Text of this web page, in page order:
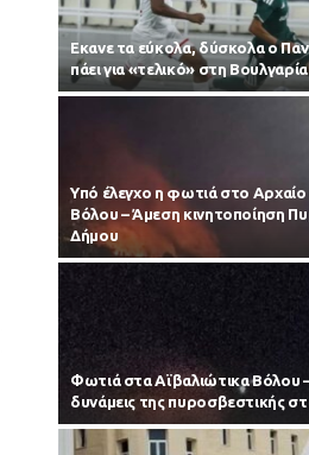
Εκανε τα εύκολα, δύσκολα ο
πάει για «τελικό» στη
Υπό έλεγχο η φωτιά στο
Βόλου – Άμεση κινητοποίηση
Δήμου
Φωτιά στα Αϊβαλιώτικα Βόλου
δυνάμεις της πυροσβεστικής